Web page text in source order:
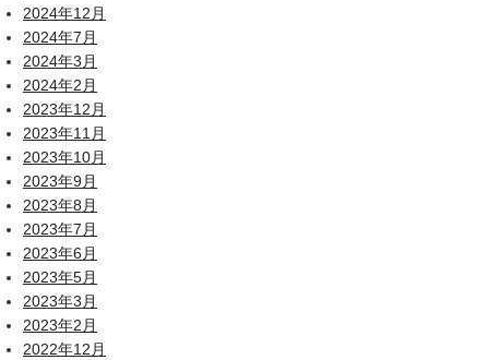
2024年12月
2024年7月
2024年3月
2024年2月
2023年12月
2023年11月
2023年10月
2023年9月
2023年8月
2023年7月
2023年6月
2023年5月
2023年3月
2023年2月
2022年12月